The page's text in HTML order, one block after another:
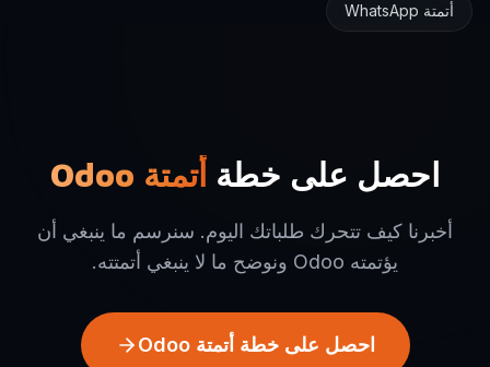
أتمتة WhatsApp
احصل على خطة أتمتة Odoo
أخبرنا كيف تتحرك طلباتك اليوم. سنرسم ما ينبغي أن
يؤتمته Odoo ونوضح ما لا ينبغي أتمتته.
احصل على خطة أتمتة Odoo